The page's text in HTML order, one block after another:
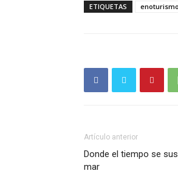
ETIQUETAS enoturismo
Artículo anterior
Donde el tiempo se
mar